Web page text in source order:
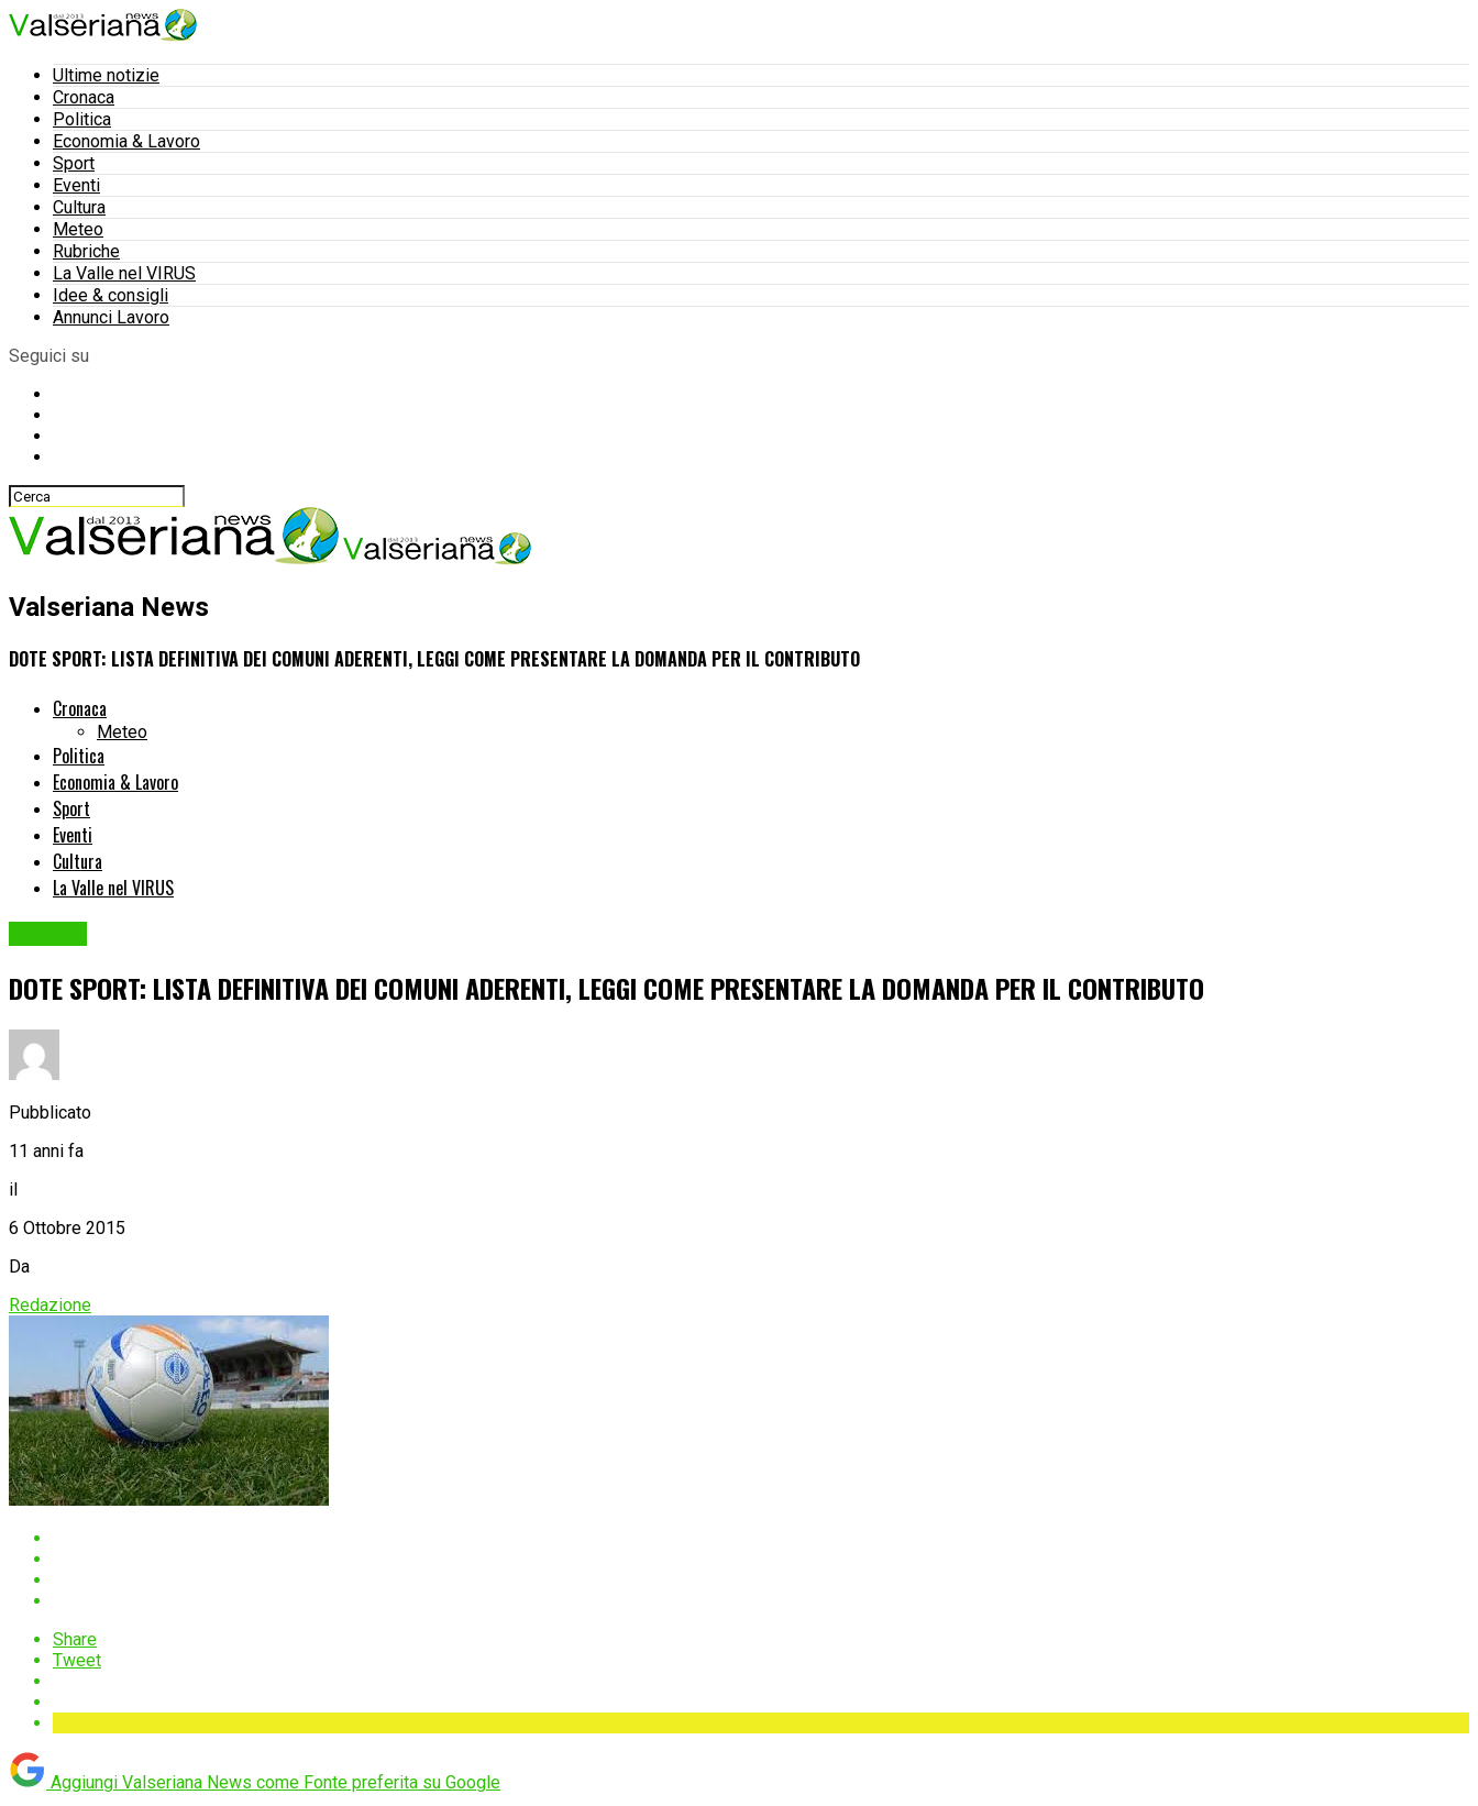
Ultime notizie
Cronaca
Politica
Economia & Lavoro
Sport
Eventi
Cultura
Meteo
Rubriche
La Valle nel VIRUS
Idee & consigli
Annunci Lavoro
Seguici su
Valseriana News
DOTE SPORT: LISTA DEFINITIVA DEI COMUNI ADERENTI, LEGGI COME PRESENTARE LA DOMANDA PER IL CONTRIBUTO
Cronaca
Meteo
Politica
Economia & Lavoro
Sport
Eventi
Cultura
La Valle nel VIRUS
DOTE SPORT: LISTA DEFINITIVA DEI COMUNI ADERENTI, LEGGI COME PRESENTARE LA DOMANDA PER IL CONTRIBUTO
Pubblicato
11 anni fa
il
6 Ottobre 2015
Da
Redazione
Share
Tweet
Aggiungi Valseriana News come Fonte preferita su Google